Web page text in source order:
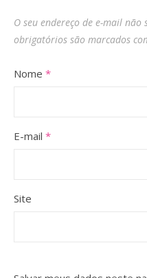
O seu endereço de e-mail não
obrigatórios são marcados
Nome *
E-mail *
Site